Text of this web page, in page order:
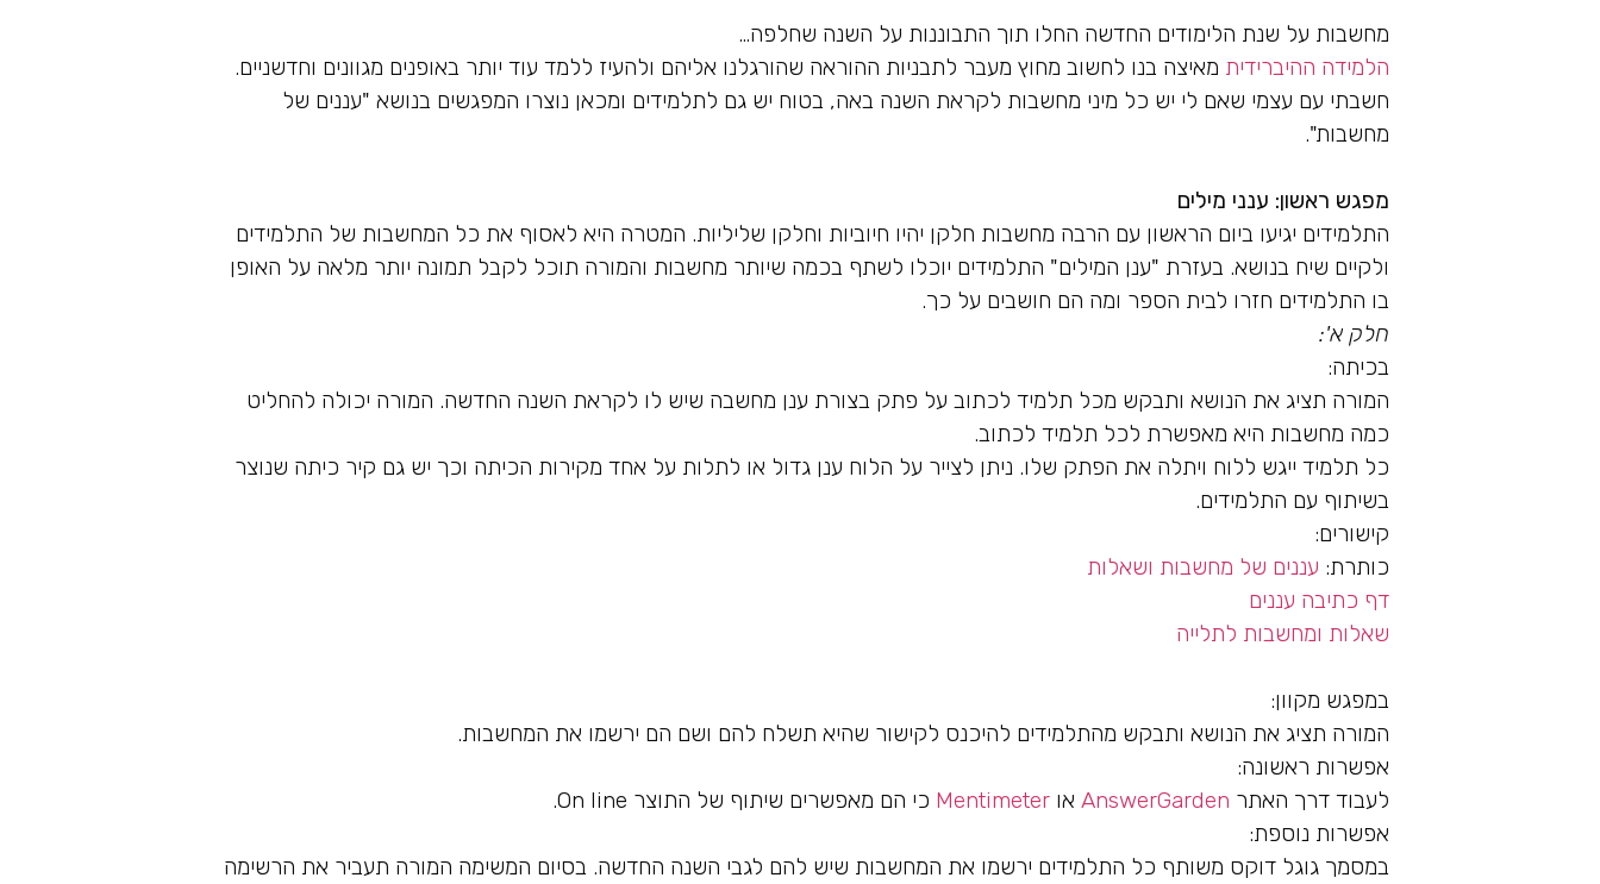
מחשבות על שנת הלימודים החדשה החלו תוך התבוננות על השנה שחלפה…
הלמידה ההיברידית מאיצה בנו לחשוב מחוץ מעבר לתבניות ההוראה שהורגלנו אליהם ולהעיז ללמד עוד יותר באופנים מגוונים וחדשניים.
חשבתי עם עצמי שאם לי יש כל מיני מחשבות לקראת השנה באה, בטוח יש גם לתלמידים ומכאן נוצרו המפגשים בנושא "עננים של
מחשבות".
מפגש ראשון: ענני מילים
התלמידים יגיעו ביום הראשון עם הרבה מחשבות חלקן יהיו חיוביות וחלקן שליליות. המטרה היא לאסוף את כל המחשבות של התלמידים
ולקיים שיח בנושא. בעזרת "ענן המילים" התלמידים יוכלו לשתף בכמה שיותר מחשבות והמורה תוכל לקבל תמונה יותר מלאה על האופן
בו התלמידים חזרו לבית הספר ומה הם חושבים על כך.
חלק א':
בכיתה:
המורה תציג את הנושא ותבקש מכל תלמיד לכתוב על פתק בצורת ענן מחשבה שיש לו לקראת השנה החדשה. המורה יכולה להחליט
כמה מחשבות היא מאפשרת לכל תלמיד לכתוב.
כל תלמיד ייגש ללוח ויתלה את הפתק שלו. ניתן לצייר על הלוח ענן גדול או לתלות על אחד מקירות הכיתה וכך יש גם קיר כיתה שנוצר
בשיתוף עם התלמידים.
קישורים:
כותרת: עננים של מחשבות ושאלות
דף כתיבה עננים
שאלות ומחשבות לתלייה
במפגש מקוון:
המורה תציג את הנושא ותבקש מהתלמידים להיכנס לקישור שהיא תשלח להם ושם הם ירשמו את המחשבות.
אפשרות ראשונה:
לעבוד דרך האתר AnswerGarden או Mentimeter כי הם מאפשרים שיתוף של התוצר On line.
אפשרות נוספת:
במסמך גוגל דוקס משותף כל התלמידים ירשמו את המחשבות שיש להם לגבי השנה החדשה. בסיום המשימה המורה תעביר את הרשימה